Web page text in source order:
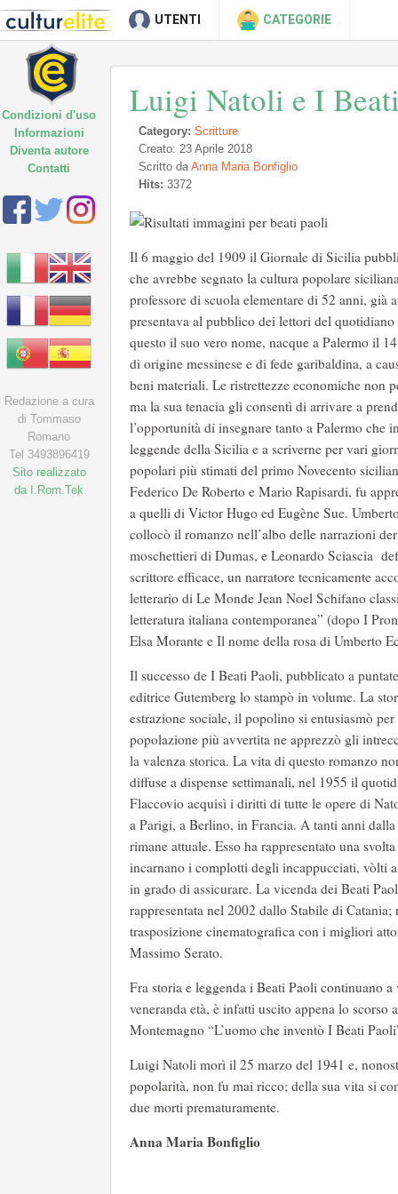
UTENTI CATEGORIE
Luigi Natoli e I
Category: Scritture
Creato: 23 Aprile 2018
Scritto daAnna Maria Bonfiglio
Hits: 3372
Il 6 maggio del 1909 il Giornale di Sicilia
che avrebbe segnato la cultura popolare
professore di scuola elementare di 52 anni,
presentava al pubblico dei lettori del
questo il suo vero nome, nacque a Palermo il
di origine messinese e di fede garibaldina, a
beni materiali. Le ristrettezze economiche non
ma la sua tenacia gli consentì di arrivare a
l’opportunità di insegnare tanto a Palermo che
leggende della Sicilia e a scriverne per vari
popolari più stimati del primo Novecento
Federico De Roberto e Mario Rapisardi, fu
a quelli di Victor Hugo ed Eugène Sue.
collocò il romanzo nell’albo delle narrazioni
moschettieri di Dumas, e Leonardo Sciascia
scrittore efficace, un narratore tecnicamente
letterario di Le Monde Jean Noel Schifano
letteratura italiana contemporanea” (dopo I
Elsa Morante e Il nome della rosa di Umberto
Il successo de I Beati Paoli, pubblicato a
editrice Gutemberg lo stampò in volume. La
estrazione sociale, il popolino si entusiasmò
popolazione più avvertita ne apprezzò gli
la valenza storica. La vita di questo romanzo
diffuse a dispense settimanali, nel 1955 il
Flaccovio acquisì i diritti di tutte le opere di
a Parigi, a Berlino, in Francia. A tanti anni dalla
rimane attuale. Esso ha rappresentato una
incarnano i complotti degli incappucciati, vòlti
in grado di assicurare. La vicenda dei Beati
rappresentata nel 2002 dallo Stabile di
trasposizione cinematografica con i migliori
Massimo Serato.
Fra storia e leggenda i Beati Paoli continuano
veneranda età, è infatti uscito appena lo
Montemagno “L’uomo che inventò I Beati
Luigi Natoli morì il 25 marzo del 1941 e,
popolarità, non fu mai ricco; della sua vita si
due morti prematuramente.
Anna Maria Bonfiglio
Condizioni d'uso
Informazioni
Diventa autore
Contatti
Redazione a cura
di Tommaso
Romano
Tel 3493896419
Sito realizzato
da I.Rom.Tek